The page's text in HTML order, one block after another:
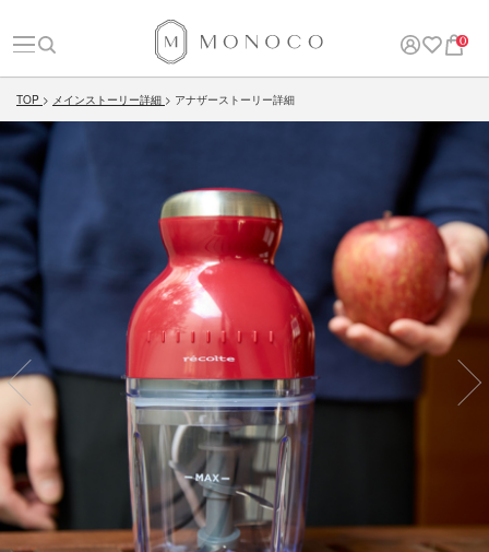
0
TOP メインストーリー詳細 アナザーストーリー詳細